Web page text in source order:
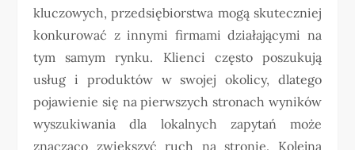
kluczowych, przedsiębiorstwa mogą skuteczniej
konkurować z innymi firmami działającymi na
tym samym rynku. Klienci często poszukują
usług i produktów w swojej okolicy, dlatego
pojawienie się na pierwszych stronach wyników
wyszukiwania dla lokalnych zapytań może
znacząco zwiększyć ruch na stronie. Kolejną